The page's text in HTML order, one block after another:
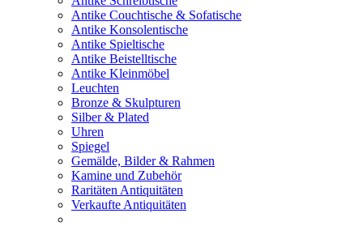
Antike Couchtische & Sofatische
Antike Konsolentische
Antike Spieltische
Antike Beistelltische
Antike Kleinmöbel
Leuchten
Bronze & Skulpturen
Silber & Plated
Uhren
Spiegel
Gemälde, Bilder & Rahmen
Kamine und Zubehör
Raritäten Antiquitäten
Verkaufte Antiquitäten